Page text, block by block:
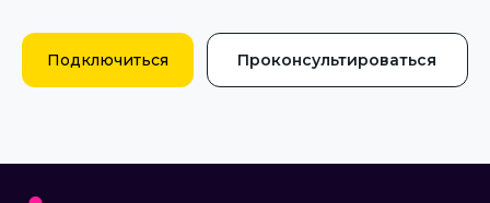
Подключиться Проконсультироваться